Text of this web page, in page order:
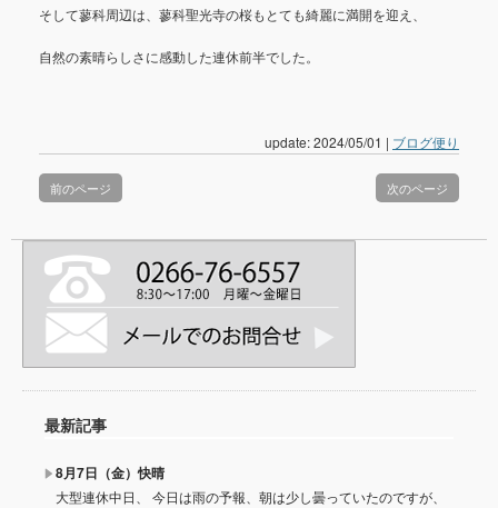
そして蓼科周辺は、蓼科聖光寺の桜もとても綺麗に満開を迎え、
自然の素晴らしさに感動した連休前半でした。
update: 2024/05/01 | ブログ便り
前のページ 次のページ
最新記事
8月7日（金）快晴
大型連休中日、 今日は雨の予報、朝は少し曇っていたのですが、